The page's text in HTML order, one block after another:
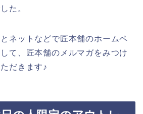
た。
ネットなどで匠本舗のホームペ
て、匠本舗のメルマガをみつけ
だきます♪